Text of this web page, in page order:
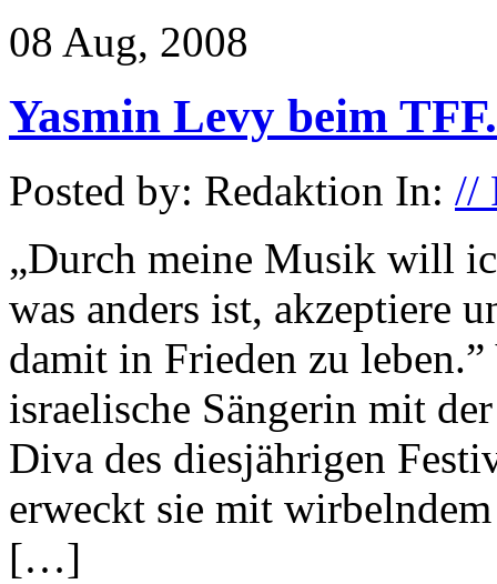
08 Aug, 2008
Yasmin Levy beim
Posted by: Redaktion In: //
„Durch meine Musik will
was anders ist, akzeptiere
damit in Frieden zu
israelische Sängerin mit
Diva des diesjährigen
erweckt sie mit
[…]